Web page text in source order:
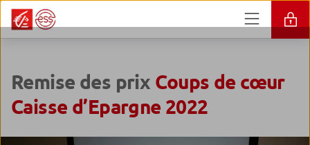
Remise des prix Coups de cœur
Caisse d’Epargne 2022